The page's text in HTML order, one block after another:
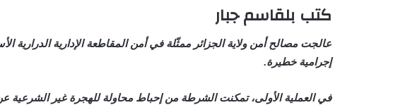
كتب بلقاسم جبار
عالجت مصالح أمن ولاية الجزائر ممثّلة في أمن المقاطعة الإدارية الدرارية
إجرامية خطيرة.
في العملية الأولى، تمكنت الشرطة من إحباط محاولة للهجرة غير الشرعية عن